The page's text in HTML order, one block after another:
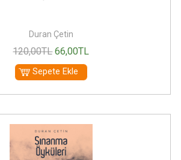
Duran Çetin
120,00TL 66,00TL
Sepete Ekle